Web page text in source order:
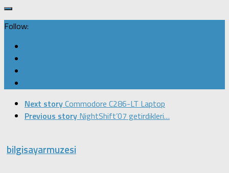
Follow:
Next storyCommodore C286-LT Laptop
Previous story NightShift’07 getirdikleri…
bilgisayarmuzesi